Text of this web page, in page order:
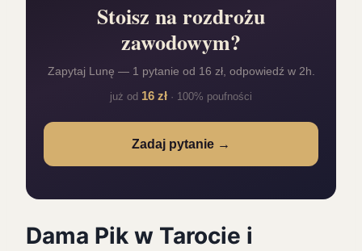
Stoisz na rozdrożu
zawodowym?
Zapytaj Lunę — 1 pytanie od 16 zł, odpowiedź w 2h.
już od 16 zł · 100% poufności
Zadaj pytanie →
Dama Pik w Tarocie i